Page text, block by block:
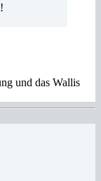
und das Wallis